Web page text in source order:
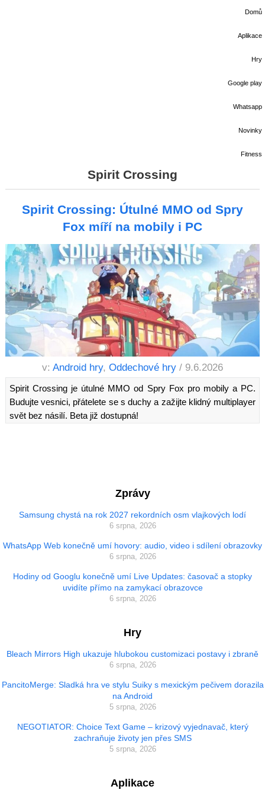
Domů
Aplikace
Hry
Google play
Whatsapp
Novinky
Fitness
Spirit Crossing
Spirit Crossing: Útulné MMO od Spry
Fox míří na mobily i PC
v: Android hry, Oddechové hry / 9.6.2026
Spirit Crossing je útulné MMO od Spry Fox pro mobily a PC.
Budujte vesnici, přátelete se s duchy a zažijte klidný multiplayer
svět bez násilí. Beta již dostupná!
Zprávy
Samsung chystá na rok 2027 rekordních osm vlajkových lodí
6 srpna, 2026
WhatsApp Web konečně umí hovory: audio, video i sdílení obrazovky
6 srpna, 2026
Hodiny od Googlu konečně umí Live Updates: časovač a stopky
uvidíte přímo na zamykací obrazovce
6 srpna, 2026
Hry
Bleach Mirrors High ukazuje hlubokou customizaci postavy i zbraně
6 srpna, 2026
PancitoMerge: Sladká hra ve stylu Suiky s mexickým pečivem dorazila
na Android
5 srpna, 2026
NEGOTIATOR: Choice Text Game – krizový vyjednavač, který
zachraňuje životy jen přes SMS
5 srpna, 2026
Aplikace